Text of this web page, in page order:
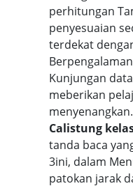
perhitungan
penyesuaian
terdekat
Kunjungan
meberikan
menyenangkan.
Calistung
tanda baca
3ini, dalam
patokan jarak